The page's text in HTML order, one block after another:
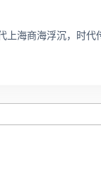
上海商海浮沉，时代